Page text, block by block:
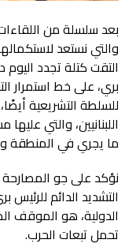
بعد سلسلة من اللقاءات
والتي نستعد
التقت كتلة تجدد
بري، على خط استمرار
للسلطة التشريعية
اللبنانيين، والتي
ما يجري في المنطقة
نؤكد على جو المصارحة
التشديد الدائم
الدولية، هو الموقف
تحمل تبعات الحرب.